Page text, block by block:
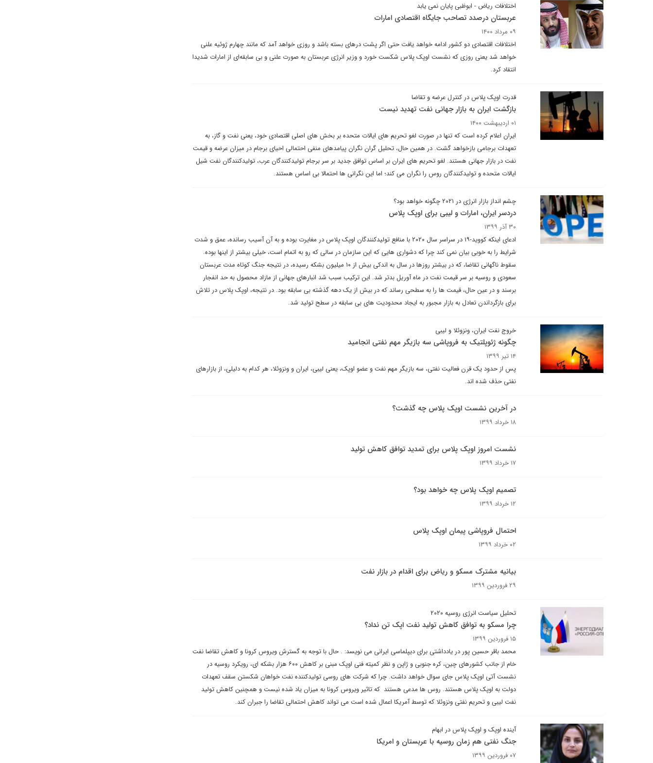
اختلافات ریاض - ابوظبی پایان نمی یابد
عربستان درصدد تصاحب جایگاه اقتصادی امارات
۰۹ مرداد ۱۴۰۰
اختلافات اقتصادی دو کشور ادامه خواهد یافت حتی اگر پشت درهای بسته باشد و روزی خواهد آمد که مانند چهارم ژوئیه علنی
خواهد شد یعنی روزی که نشست اوپک پلاس شکست خورد و وزیر انرژی عربستان به صورت علنی و بی سابقه‌ای از امارات شدیدا
انتقاد کرد.
قدرت اوپک پلاس در کنترل عرضه و تقاضا
بازگشت ایران به بازار جهانی نفت تهدید نیست
۰۱ اردیبهشت ۱۴۰۰
ایران اعلام کرده است که تنها در صورت لغو تحریم های ایالات متحده بر بخش های اصلی اقتصادی خود، یعنی نفت و گاز، به
تعهدات برجامی بازخواهد گشت. در همین حال، تحلیل گران نگران پیامدهای منفی احتمالی احیای برجام در میزان عرضه و قیمت
نفت در بازار جهانی هستند. لغو تحریم های ایران بر اساس توافق جدید بر سر برجام تولیدکنندگان عرب، تولیدکنندگان نفت شیل
ایالات متحده و تولیدکنندگان روس را نگران می کند؛ اما این نگرانی ها احتمالا بی اساس هستند.
چشم انداز بازار انرژی در ۲۰۲۱ چگونه خواهد بود؟
دردسر ایران، امارات و لیبی برای اوپک پلاس
۳۰ آذر ۱۳۹۹
ادعای اینکه کووید-۱۹ در سراسر سال ۲۰۲۰ با منافع تولیدکنندگان اوپک پلاس در مغایرت بوده و به آن آسیب رسانده، عمق و شدت
شرایط را به خوبی بیان نمی کند چرا که دشواری هایی که این سازمان در سالی که رو به اتمام است، خیلی بیشتر از اینها بوده.
سقوط ناگهانی تقاضا، که در بیشتر روزها در سال به اندکی بیش از ۱۰ میلیون بشکه رسیده، در نتیجه جنگ کوتاه مدت عربستان
سعودی و روسیه بر سر قیمت نفت در ماه آوریل بدتر شد. این ترکیب سبب شد انبارهای جهانی از مازاد محصول به حد انفجار
برسند و در عین حال، قیمت ها را به سطحی رساند که در بیش از یک دهه گذشته بی سابقه بود. در نتیجه، اوپک پلاس در تلاش
برای بازگرداندن تعادل به بازار مجبور به ایجاد محدودیت های بی سابقه در سطح تولید شد.
خروج نفت ایران، ونزوئلا و لیبی
چگونه ژئوپلتیک به فروپاشی سه بازیگر مهم نفتی انجامید
۱۴ تیر ۱۳۹۹
پس از حدود یک قرن فعالیت نفتی، سه بازیگر مهم نفت و عضو اوپک، یعنی لیبی، ایران و ونزوئلا، هر کدام به دلیلی، از بازارهای
نفتی حذف شده اند.
در آخرین نشست اوپک پلاس چه گذشت؟
۱۸ خرداد ۱۳۹۹
نشست امروز اوپک پلاس برای تمدید توافق کاهش تولید
۱۷ خرداد ۱۳۹۹
تصمیم اوپک پلاس چه خواهد بود؟
۱۲ خرداد ۱۳۹۹
احتمال فروپاشی پیمان اوپک پلاس
۰۲ خرداد ۱۳۹۹
بیانیه مشترک مسکو و ریاض برای اقدام در بازار نفت
۲۹ فروردین ۱۳۹۹
تحلیل سیاست انرژی روسیه ۲۰۲۰
چرا مسکو به توافق کاهش تولید نفت اپک تن نداد؟
۱۵ فروردین ۱۳۹۹
محمد باقر حسین پور در یادداشتی برای دیپلماسی ایرانی می نویسد: . حال با توجه به گسترش ویروس کرونا و کاهش تقاضا نفت
خام از جانب کشورهای چین، کره جنوبی و ژاپن و نظر کمیته فنی اوپک مبنی بر کاهش ۶۰۰ هزار بشکه ای، رویکرد روسیه در
نشست آتی اوپک پلاس جای سوال خواهد داشت. چرا که شرکت های روسی تولیدکننده نفت خواهان شکستن سقف تعهدات
دولت به اوپک پلاس هستند. روس ها مدعی هستند که تاثیر ویروس کرونا به میزان یاد شده نیست و همچنین کاهش تولید
نفت لیبی و تحریم نفتی ونزوئلا که توسط آمریکا اعمال شده است می تواند کاهش احتمالی تقاضا را جبران کند.
آینده اوپک و اوپک پلاس در ابهام
جنگ نفتی هم زمان روسیه با عربستان و امریکا
۰۷ فروردین ۱۳۹۹